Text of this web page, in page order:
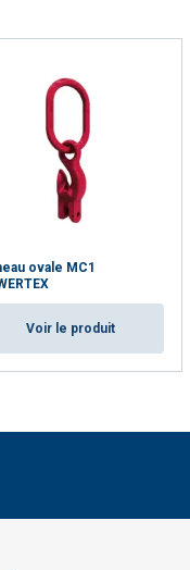
ovale MC1
Voir le produit